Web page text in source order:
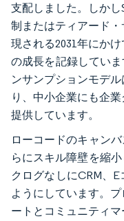
支配しました。しか
制またはティアード
現される2031年にか
の成長を記録してい
ンサンプションモデ
り、中小企業にも企
提供しています。
ローコードのキャン
らにスキル障壁を縮
クログなしにCRM、
ようにしています。
ートとコミュニティ